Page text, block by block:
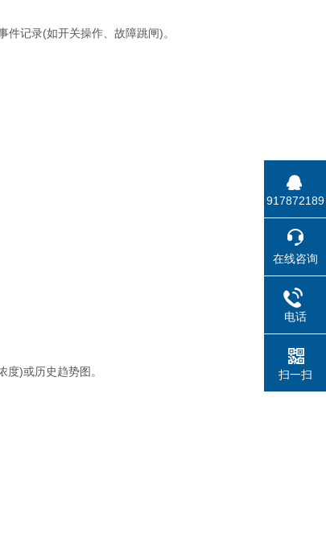
记录(如开关操作、故障跳闸)。
)或历史趋势图。
917872189
在线咨询
电话
扫一扫